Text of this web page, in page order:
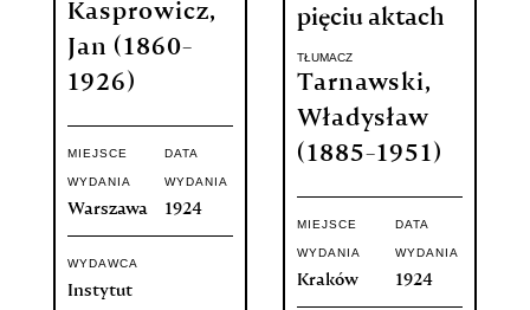
Kasprowicz,
Jan (1860-
1926)
MIEJSCE
WYDANIA
Warszawa
DATA
WYDANIA
1924
WYDAWCA
Instytut
pięciu aktach
TŁUMACZ
Tarnawski,
Władysław
(1885-1951)
MIEJSCE
WYDANIA
Kraków
DATA
WYDANIA
1924